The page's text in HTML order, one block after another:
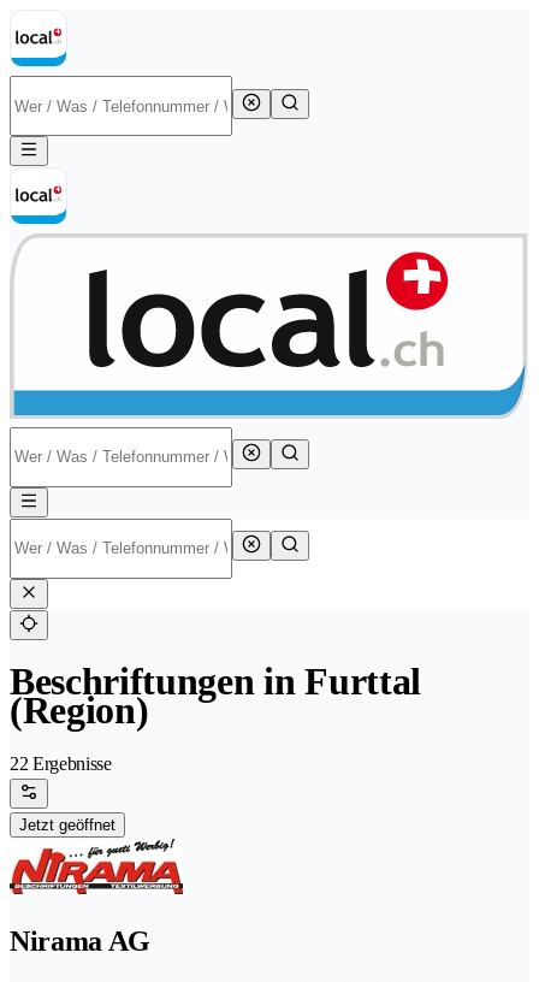
Beschriftungen in Furttal
(Region)
22 Ergebnisse
Jetzt geöffnet
Nirama AG